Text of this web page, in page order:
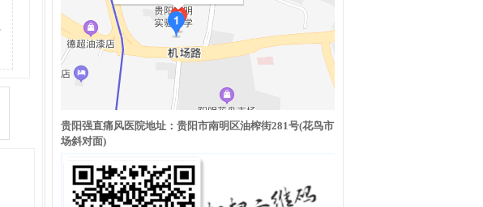
贵阳强直痛风医院地址：贵阳市南明区油榨街281号(花鸟市
场斜对面)